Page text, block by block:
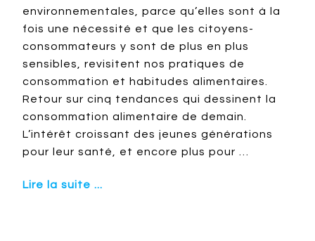
environnementales, parce qu’elles sont à la
fois une nécessité et que les citoyens-
consommateurs y sont de plus en plus
sensibles, revisitent nos pratiques de
consommation et habitudes alimentaires.
Retour sur cinq tendances qui dessinent la
consommation alimentaire de demain.
L’intérêt croissant des jeunes générations
pour leur santé, et encore plus pour …
Lire la suite ...